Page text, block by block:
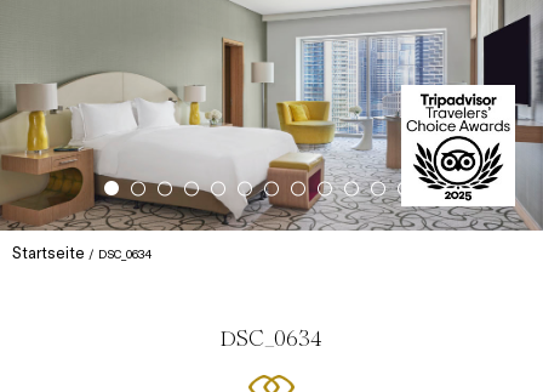
Startseite DSC_0634
DSC_0634